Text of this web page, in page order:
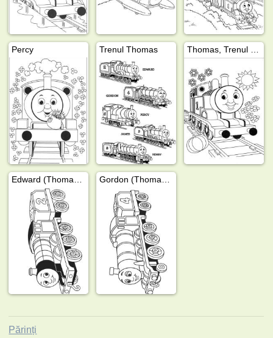
Percy Trenul Thomas
Părinți